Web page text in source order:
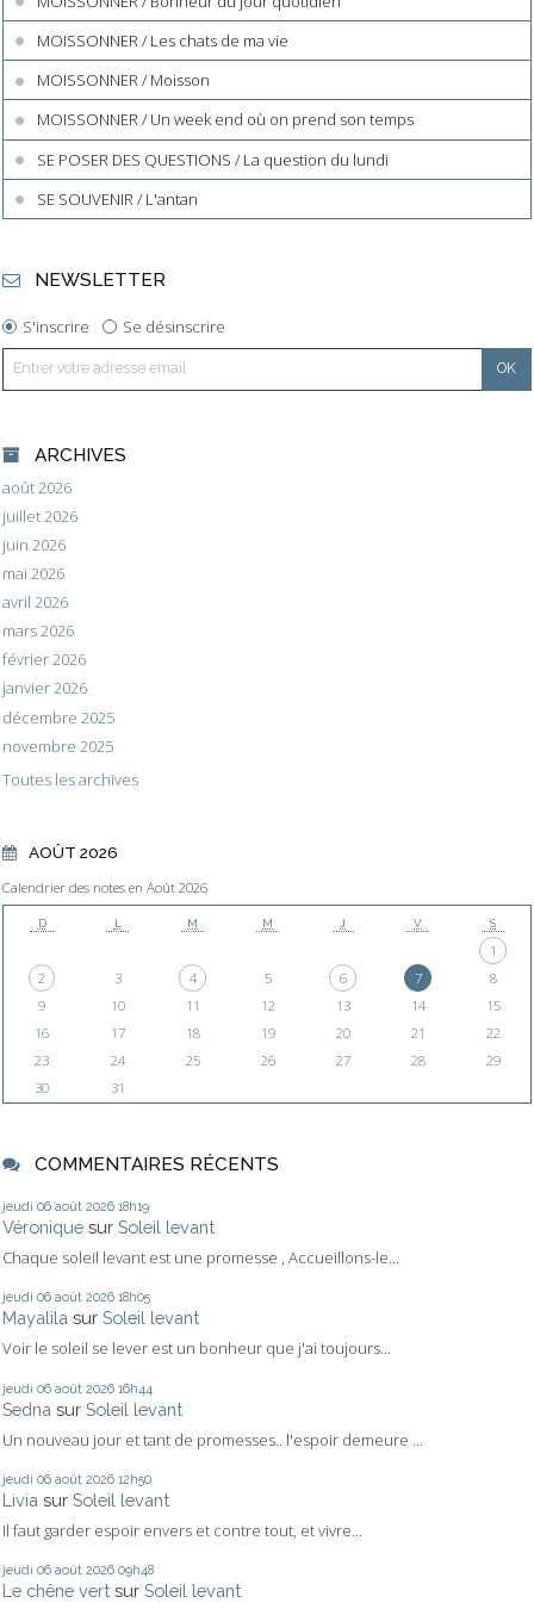
MOISSONNER / Les chats de ma vie
MOISSONNER / Moisson
MOISSONNER / Un week end où on prend son temps
SE POSER DES QUESTIONS / La question du lundi
SE SOUVENIR / L'antan
NEWSLETTER
S'inscrire Se désinscrire
ARCHIVES
août 2026
juillet 2026
juin 2026
mai 2026
avril 2026
mars 2026
février 2026
janvier 2026
décembre 2025
novembre 2025
Toutes les archives
AOÛT 2026
Calendrier des notes en Août 2026
D L M M J V S
1
2
3 4 5 6 7
8
9
10 11 12 13 14
15
16
17 18 19 20 21
22
23
24 25 26 27 28
29
30
31
COMMENTAIRES RÉCENTS
jeudi 06 août 2026 18h19
Véronique sur Soleil levant
Chaque soleil levant est une promesse , Accueillons-le...
jeudi 06 août 2026 18h05
Mayalila sur Soleil levant
Voir le soleil se lever est un bonheur que j'ai toujours...
jeudi 06 août 2026 16h44
Sedna sur Soleil levant
Un nouveau jour et tant de promesses.. l'espoir demeure ...
jeudi 06 août 2026 12h50
Livia sur Soleil levant
Il faut garder espoir envers et contre tout, et vivre...
jeudi 06 août 2026 09h48
Le chêne vert sur Soleil levant